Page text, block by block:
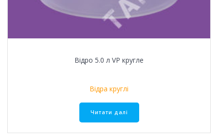
Відро 5.0 л VР кругле
Відра круглі
Читати далі